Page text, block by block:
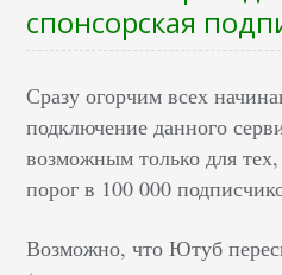
спонсорская
Сразу огорчим всех
подключение данного
возможным только для
порог в 100 000
Возможно, что Ютуб